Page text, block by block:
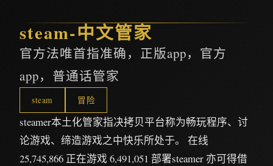
steam-中文管家
官方法唯首指准确，正版app，官方
app，普通话管家
steam 冒险
steamer本土化管家指决拷贝平台称为畅玩程序、讨
论游戏、缔造游戏之中快乐所处于。 在线
25,745,866 正在游戏 6,491,051 部署steamer 亦可得借